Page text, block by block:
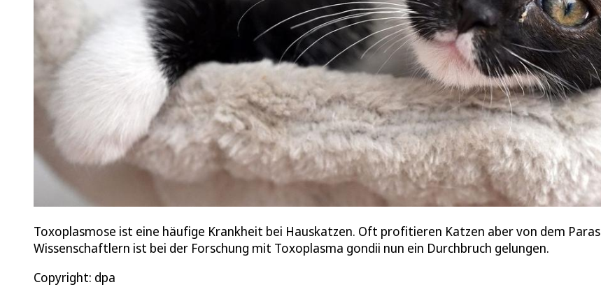
Toxoplasmose ist eine häufige Krankheit bei Hauskatzen. Oft profitieren Katzen aber von dem
Wissenschaftlern ist bei der Forschung mit Toxoplasma gondii nun ein Durchbruch gelungen.
Copyright: dpa